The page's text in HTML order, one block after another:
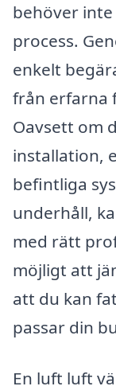
behöver
process.
enkelt
från erfarna
Oavsett om
installation,
befintliga
underhåll,
med rätt
möjligt att
att du kan
passar din
En luft luft